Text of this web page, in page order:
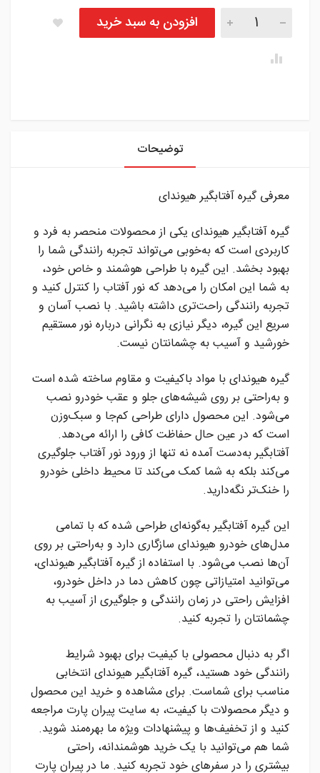
گیره آفتابگیر هیوندای تعدادافزودن به سبد خرید
توضیحات
معرفی گیره آفتابگیر هیوندای
گیره آفتابگیر هیوندای یکی از محصولات منحصر به فرد و
کاربردی است که به‌خوبی می‌تواند تجربه رانندگی شما را
بهبود بخشد. این گیره با طراحی هوشمند و خاص خود،
به شما این امکان را می‌دهد که نور آفتاب را کنترل کنید و
تجربه رانندگی راحت‌تری داشته باشید. با نصب آسان و
سریع این گیره، دیگر نیازی به نگرانی درباره نور مستقیم
خورشید و آسیب به چشمانتان نیست.
گیره هیوندای با مواد باکیفیت و مقاوم ساخته شده است
و به‌راحتی بر روی شیشه‌های جلو و عقب خودرو نصب
می‌شود. این محصول دارای طراحی کم‌جا و سبک‌وزن
است که در عین حال حفاظت کافی را ارائه می‌دهد.
آفتابگیر به‌دست آمده نه تنها از ورود نور آفتاب جلوگیری
می‌کند بلکه به شما کمک می‌کند تا محیط داخلی خودرو
را خنک‌تر نگه‌دارید.
این گیره آفتابگیر به‌گونه‌ای طراحی شده که با تمامی
مدل‌های خودرو هیوندای سازگاری دارد و به‌راحتی بر روی
آن‌ها نصب می‌شود. با استفاده از گیره آفتابگیر هیوندای،
می‌توانید امتیازاتی چون کاهش دما در داخل خودرو،
افزایش راحتی در زمان رانندگی و جلوگیری از آسیب به
چشمانتان را تجربه کنید.
اگر به دنبال محصولی با کیفیت برای بهبود شرایط
رانندگی خود هستید، گیره آفتابگیر هیوندای انتخابی
مناسب برای شماست. برای مشاهده و خرید این محصول
و دیگر محصولات با کیفیت، به سایت پیران پارت مراجعه
کنید و از تخفیف‌ها و پیشنهادات ویژه ما بهره‌مند شوید.
شما هم می‌توانید با یک خرید هوشمندانه، راحتی
بیشتری را در سفرهای خود تجربه کنید. ما در پیران پارت